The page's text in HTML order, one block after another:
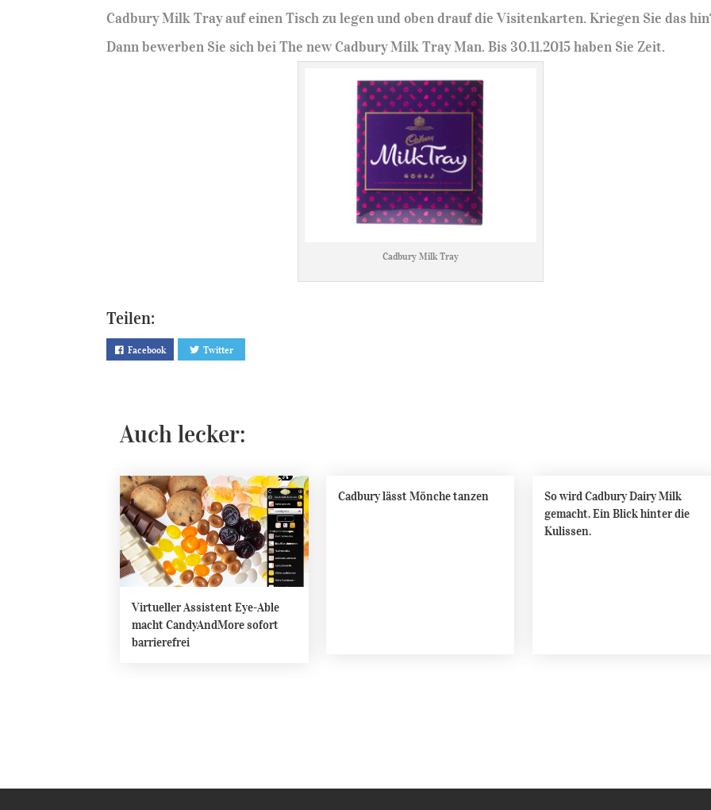
Cadbury Milk Tray auf einen Tisch zu legen und oben drauf die Visitenkarten. Kriegen Sie das
Dann bewerben Sie sich bei The new Cadbury Milk Tray Man. Bis 30.11.2015 haben Sie Zeit.
Cadbury Milk Tray
Teilen:
Facebook Twitter
Auch lecker:
Virtueller Assistent Eye-Able
macht CandyAndMore sofort
barrierefrei
Cadbury lässt Mönche tanzen
So wird Cadbury Dairy Milk
gemacht. Ein Blick hinter die
Kulissen.